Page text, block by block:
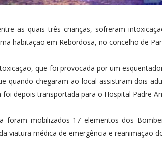
as quais três crianças, sofreram
habitação em Rebordosa, no ​​​​​​​concelho de
que foi provocada por um
quando chegaram ao local assistiram dois
foi depois transportada para o Hospital Padre
foram mobilizados 17 elementos dos
viatura médica de emergência e reanimação